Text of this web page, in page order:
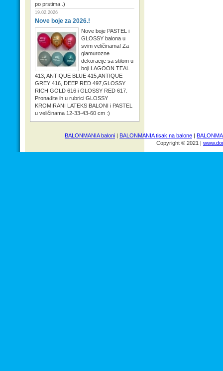
po prstima .)
19.02.2026
Nove boje za 2026.!
Nove boje PASTEL i
GLOSSY balona u
svim veličinama! Za
glamurozne
dekoracije sa stilom u
boji LAGOON TEAL
413, ANTIQUE BLUE 415,ANTIQUE
GREY 416, DEEP RED 497,GLOSSY
RICH GOLD 616 i GLOSSY RED 617.
Pronađite ih u rubrici GLOSSY
KROMIRANI LATEKS BALONI i PASTEL
u veličinama 12-33-43-60 cm :)
BALONMANIA baloni | BALONMANIA tisak na balone |
Copyright © 2021 |